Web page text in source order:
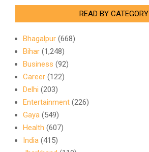
READ BY CATEGORY
Bhagalpur (668)
Bihar (1,248)
Business (92)
Career (122)
Delhi (203)
Entertainment (226)
Gaya (549)
Health (607)
India (415)